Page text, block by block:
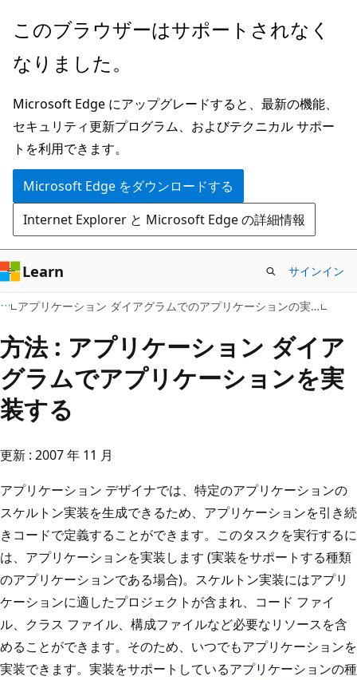
メ
ン
ン
テ
ン
ツ
に
ス
キ
ッ
プ
このブラウザーはサポートされなく
なりました。
Microsoft Edge にアップグレードすると、最新の機能、
セキュリティ更新プログラム、およびテクニカル サポー
トを利用できます。
Microsoft Edge をダウンロードする
Internet Explorer と Microsoft Edge の詳細情報
Learn サインイン
アプリケーション ダイアグラムでのアプリケーションの実装
方法 : アプリケーション ダイア
グラムでアプリケーションを実
装する
更新 : 2007 年 11 月
アプリケーション デザイナでは、特定のアプリケーションの
スケルトン実装を生成できるため、アプリケーションを引き続
きコードで定義することができます。このタスクを実行するに
は、アプリケーションを実装します (実装をサポートする種類
のアプリケーションである場合)。スケルトン実装にはアプリ
ケーションに適したプロジェクトが含まれ、コード ファイ
ル、クラス ファイル、構成ファイルなど必要なリソースを含
めることができます。そのため、いつでもアプリケーションを
実装できます。実装をサポートしているアプリケーションの種